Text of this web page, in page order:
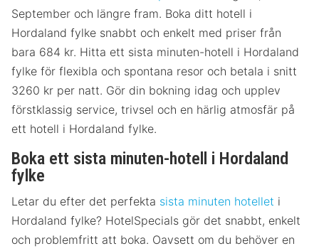
September och längre fram. Boka ditt hotell i
Hordaland fylke snabbt och enkelt med priser från
bara 684 kr. Hitta ett sista minuten-hotell i Hordaland
fylke för flexibla och spontana resor och betala i snitt
3260 kr per natt. Gör din bokning idag och upplev
förstklassig service, trivsel och en härlig atmosfär på
ett hotell i Hordaland fylke.
Boka ett sista minuten-hotell i Hordaland
fylke
Letar du efter det perfekta sista minuten hotellet i
Hordaland fylke? HotelSpecials gör det snabbt, enkelt
och problemfritt att boka. Oavsett om du behöver en